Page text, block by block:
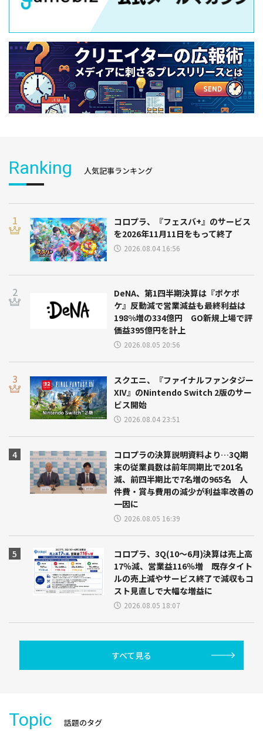
Ranking 人気記事ランキング
コロプラ、『フェスバ+』のサービス
を2026年11月11日をもって終了
2026.08.04 16:56
DeNA、第1四半期決算は『ポケポ
ケ』反動減で営業減益も最終利益は
198%増の334億円 GO新規上場で評
価益395億円を計上
2026.08.05 20:56
スクエニ、『ファイナルファンタジー
XIV』のNintendo Switch 2版のサー
ビス開始
2026.08.04 23:51
コロプラの決算説明資料より…3Q期
末の従業員数は前年同期比で201名
減、前四半期比で7名増の965名 人
件費・賞与費用の減少が利益率改善の
一因に
2026.08.05 16:39
コロプラ、3Q(10～6月)決算は売上高
17％減、営業益116％増 既存タイト
ルの売上減やサービス終了で減収もコ
スト見直しで大幅な増益に
2026.08.05 18:07
すべて見る
Topic 話題のタグ